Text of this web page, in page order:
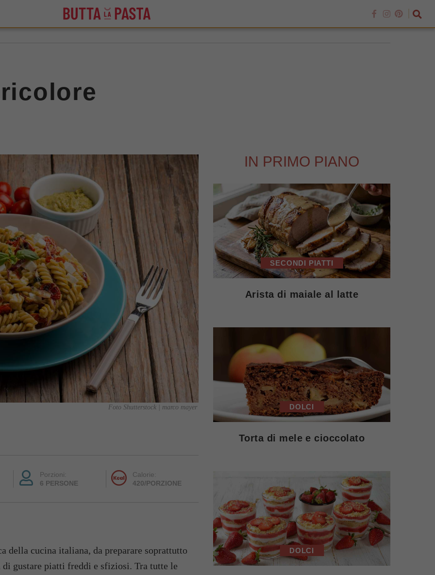
Foto Shutterstock | marco mayer
Porzioni:
6 PERSONE
Calorie:
420/PORZIONE
della cucina italiana, da preparare soprattutto
gustare piatti freddi e sfiziosi. Tra tutte le
IN PRIMO PIANO
SECONDI PIATTI
Arista di maiale al latte
DOLCI
Torta di mele e cioccolato
DOLCI